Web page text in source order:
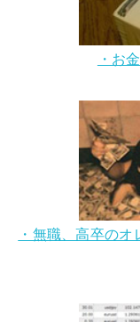
・お
・無職、高卒の